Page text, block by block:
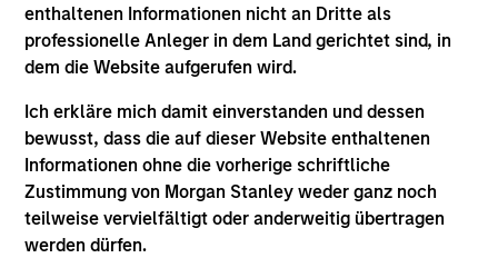
enthaltenen Informationen nicht an Dritte als
professionelle Anleger in dem Land gerichtet sind, in
dem die Website aufgerufen wird.
Ich erkläre mich damit einverstanden und dessen
bewusst, dass die auf dieser Website enthaltenen
Informationen ohne die vorherige schriftliche
Zustimmung von Morgan Stanley weder ganz noch
teilweise vervielfältigt oder anderweitig übertragen
werden dürfen.
As of July 25, 2025. The above is provided for informational
and educational purposes only. There is no guarantee that
the investment mentioned resulted in positive performance
(for realized holdings), or will perform well in the future (for
are the property of their respective owners. The information
on this website has not been authorized, sponsored, or
otherwise approved by such owners. By clicking on any
links shown here, you agree that you are navigating to a
third party site. We are providing these hyperlinks to you
only as a convenience and the inclusion of any hyperlink is
not and does not imply any endorsement, approval,